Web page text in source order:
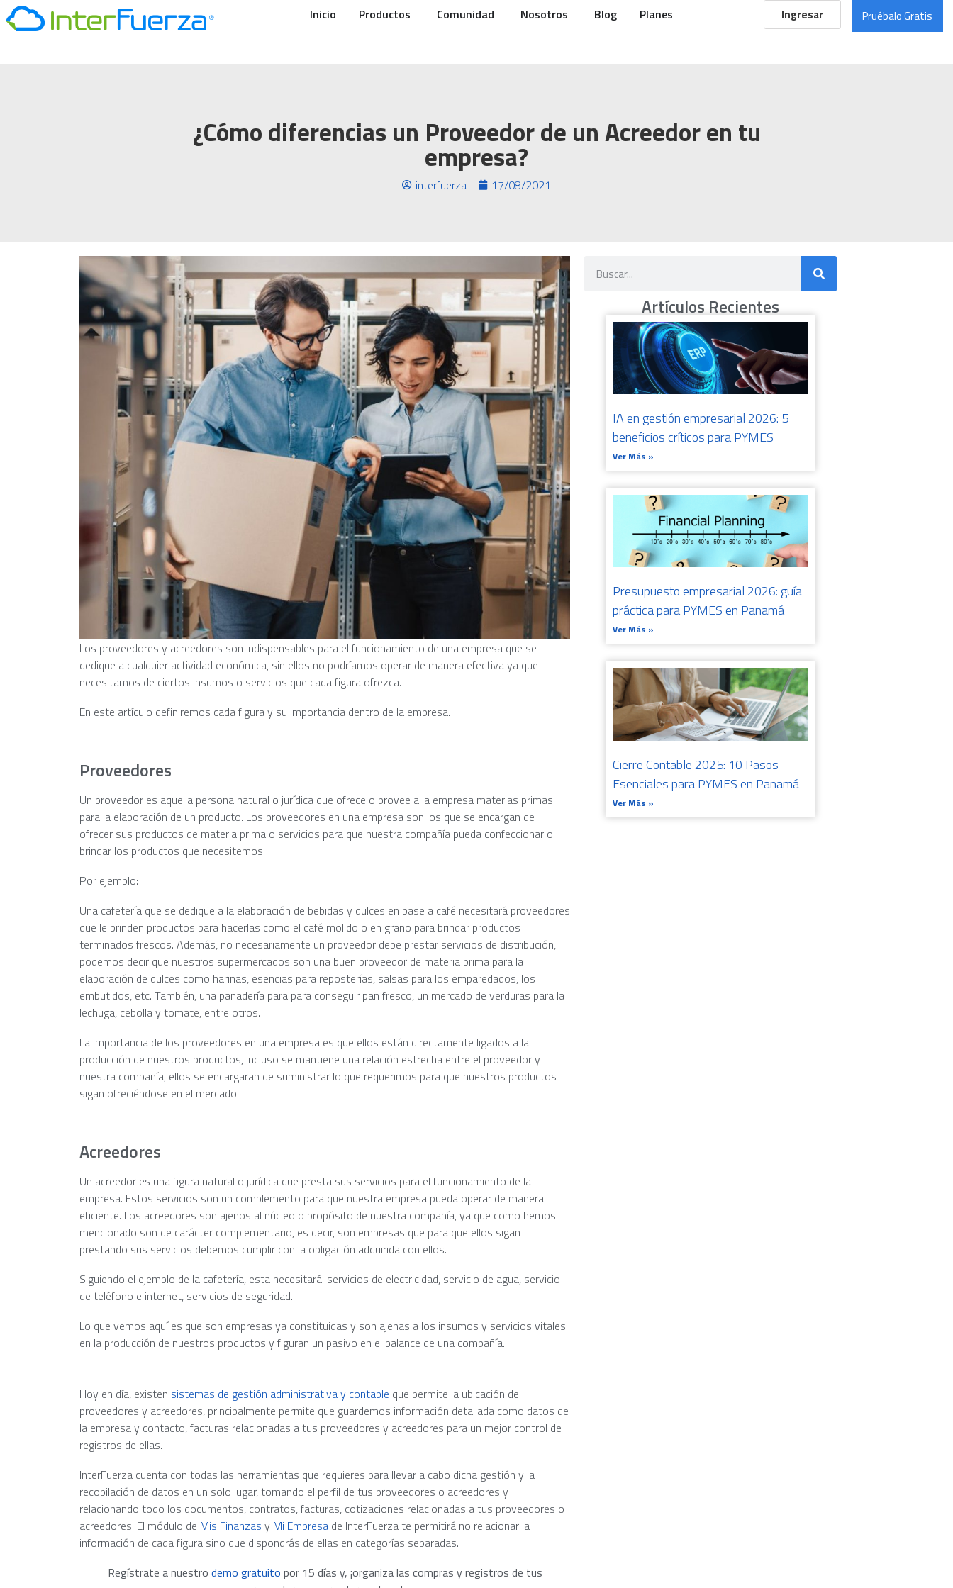
Inicio Productos Comunidad Nosotros Blog Planes Ingresar Pruébalo Gratis
¿Cómo diferencias un Proveedor de un Acreedor en tu
empresa?
interfuerza 17/08/2021
Los proveedores y acreedores son indispensables para el funcionamiento de una empresa que se
dedique a cualquier actividad económica, sin ellos no podríamos operar de manera efectiva ya que
necesitamos de ciertos insumos o servicios que cada figura ofrezca.
En este artículo definiremos cada figura y su importancia dentro de la empresa.
Proveedores
Un proveedor es aquella persona natural o jurídica que ofrece o provee a la empresa materias primas
para la elaboración de un producto. Los proveedores en una empresa son los que se encargan de
ofrecer sus productos de materia prima o servicios para que nuestra compañía pueda confeccionar o
brindar los productos que necesitemos.
Por ejemplo:
Una cafetería que se dedique a la elaboración de bebidas y dulces en base a café necesitará proveedores
que le brinden productos para hacerlas como el café molido o en grano para brindar productos
terminados frescos. Además, no necesariamente un proveedor debe prestar servicios de distribución,
podemos decir que nuestros supermercados son una buen proveedor de materia prima para la
elaboración de dulces como harinas, esencias para reposterías, salsas para los emparedados, los
embutidos, etc. También, una panadería para para conseguir pan fresco, un mercado de verduras para la
lechuga, cebolla y tomate, entre otros.
La importancia de los proveedores en una empresa es que ellos están directamente ligados a la
producción de nuestros productos, incluso se mantiene una relación estrecha entre el proveedor y
nuestra compañía, ellos se encargaran de suministrar lo que requerimos para que nuestros productos
sigan ofreciéndose en el mercado.
Acreedores
Un acreedor es una figura natural o jurídica que presta sus servicios para el funcionamiento de la
empresa. Estos servicios son un complemento para que nuestra empresa pueda operar de manera
eficiente. Los acreedores son ajenos al núcleo o propósito de nuestra compañía, ya que como hemos
mencionado son de carácter complementario, es decir, son empresas que para que ellos sigan
prestando sus servicios debemos cumplir con la obligación adquirida con ellos.
Siguiendo el ejemplo de la cafetería, esta necesitará: servicios de electricidad, servicio de agua, servicio
de teléfono e internet, servicios de seguridad.
Lo que vemos aquí es que son empresas ya constituidas y son ajenas a los insumos y servicios vitales
en la producción de nuestros productos y figuran un pasivo en el balance de una compañía.
Hoy en día, existen sistemas de gestión administrativa y contable que permite la ubicación de
proveedores y acreedores, principalmente permite que guardemos información detallada como datos de
la empresa y contacto, facturas relacionadas a tus proveedores y acreedores para un mejor control de
registros de ellas.
InterFuerza cuenta con todas las herramientas que requieres para llevar a cabo dicha gestión y la
recopilación de datos en un solo lugar, tomando el perfil de tus proveedores o acreedores y
relacionando todo los documentos, contratos, facturas, cotizaciones relacionadas a tus proveedores o
acreedores. El módulo de Mis Finanzas y Mi Empresa de InterFuerza te permitirá no relacionar la
información de cada figura sino que dispondrás de ellas en categorías separadas.
Regístrate a nuestro demo gratuito por 15 días y, ¡organiza las compras y registros de tus
Artículos Recientes
IA en gestión empresarial 2026: 5
beneficios críticos para PYMES
Ver Más »
Presupuesto empresarial 2026: guía
práctica para PYMES en Panamá
Ver Más »
Cierre Contable 2025: 10 Pasos
Esenciales para PYMES en Panamá
Ver Más »